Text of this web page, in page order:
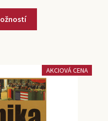
AKCIOVÁ CENA